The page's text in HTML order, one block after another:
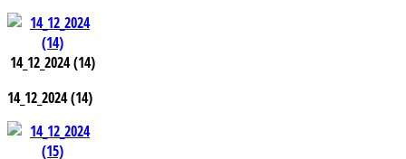
14_12_2024 (14)
14_12_2024 (14)